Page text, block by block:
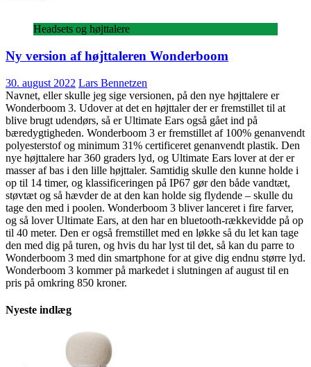
Headsets og højttalere
Ny version af højttaleren Wonderboom
30. august 2022 Lars Bennetzen
Navnet, eller skulle jeg sige versionen, på den nye højttalere er
Wonderboom 3. Udover at det en højttaler der er fremstillet til at
blive brugt udendørs, så er Ultimate Ears også gået ind på
bæredygtigheden. Wonderboom 3 er fremstillet af 100% genanvendt
polyesterstof og minimum 31% certificeret genanvendt plastik. Den
nye højttalere har 360 graders lyd, og Ultimate Ears lover at der er
masser af bas i den lille højttaler. Samtidig skulle den kunne holde i
op til 14 timer, og klassificeringen på IP67 gør den både vandtæt,
støvtæt og så hævder de at den kan holde sig flydende – skulle du
tage den med i poolen. Wonderboom 3 bliver lanceret i fire farver,
og så lover Ultimate Ears, at den har en bluetooth-rækkevidde på op
til 40 meter. Den er også fremstillet med en løkke så du let kan tage
den med dig på turen, og hvis du har lyst til det, så kan du parre to
Wonderboom 3 med din smartphone for at give dig endnu større lyd.
Wonderboom 3 kommer på markedet i slutningen af august til en
pris på omkring 850 kroner.
Nyeste indlæg